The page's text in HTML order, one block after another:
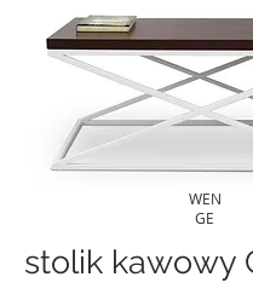
WEN
GE
stolik kawowy